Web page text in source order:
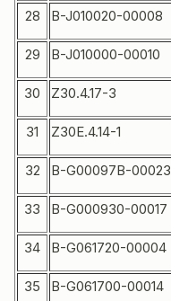
28 B-J010020-00008
29 B-J010000-00010
30 Z30.4.17-3
31 Z30E.4.14-1
32 B-G00097B-00023
33 B-G000930-00017
34 B-G061720-00004
35 B-G061700-00014